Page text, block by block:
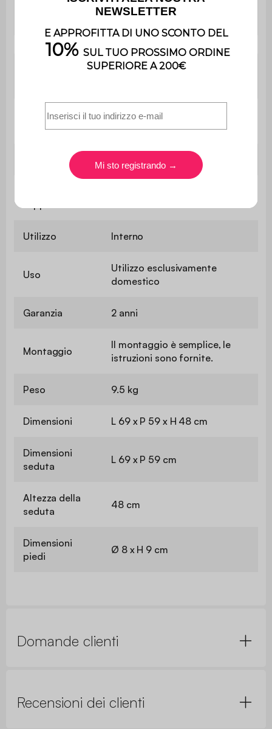
(28kg/m3 e 25kg/m3
Profondità del
sedile
59 cm
Durezza seduta Media
Utilizzo Interno
Uso
Utilizzo esclusivamente
domestico
Garanzia 2 anni
Montaggio
Il montaggio è semplice, le
istruzioni sono fornite.
Peso 9.5 kg
Dimensioni L 69 x P 59 x H 48 cm
Dimensioni
seduta
L 69 x P 59 cm
Altezza della
seduta
48 cm
Dimensioni
piedi
Ø 8 x H 9 cm
Domande clienti
Recensioni dei clienti